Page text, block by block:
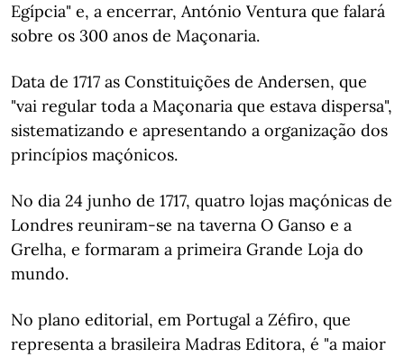
Egípcia" e, a encerrar, António Ventura que falará
sobre os 300 anos de Maçonaria.
Data de 1717 as Constituições de Andersen, que
"vai regular toda a Maçonaria que estava dispersa",
sistematizando e apresentando a organização dos
princípios maçónicos.
No dia 24 junho de 1717, quatro lojas maçónicas de
Londres reuniram-se na taverna O Ganso e a
Grelha, e formaram a primeira Grande Loja do
mundo.
No plano editorial, em Portugal a Zéfiro, que
representa a brasileira Madras Editora, é "a maior